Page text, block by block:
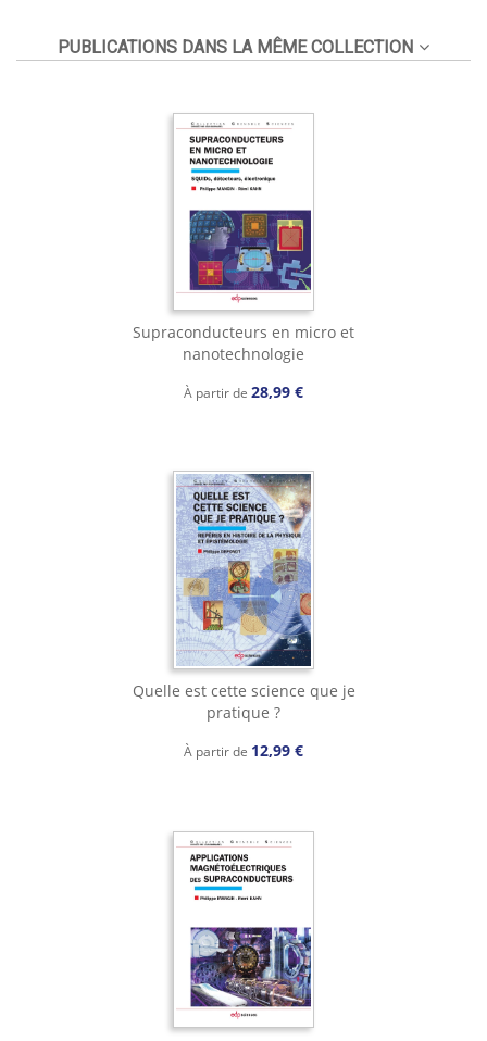
PUBLICATIONS DANS LA MÊME COLLECTION
Supraconducteurs en micro et
nanotechnologie
À partir de 28,99 €
Quelle est cette science que je
pratique ?
À partir de 12,99 €